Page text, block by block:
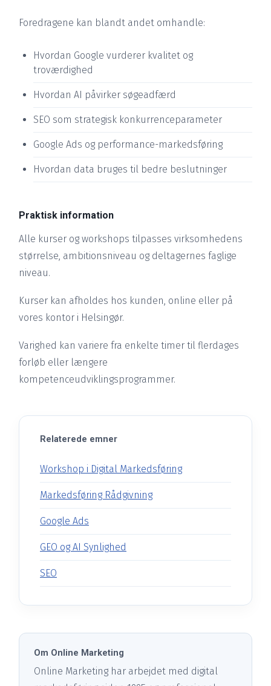
Foredragene kan blandt andet omhandle:
Hvordan Google vurderer kvalitet og
troværdighed
Hvordan AI påvirker søgeadfærd
SEO som strategisk konkurrenceparameter
Google Ads og performance-markedsføring
Hvordan data bruges til bedre beslutninger
Praktisk information
Alle kurser og workshops tilpasses virksomhedens
størrelse, ambitionsniveau og deltagernes faglige
niveau.
Kurser kan afholdes hos kunden, online eller på
vores kontor i Helsingør.
Varighed kan variere fra enkelte timer til flerdages
forløb eller længere
kompetenceudviklingsprogrammer.
Relaterede emner
Workshop i Digital Markedsføring
Markedsføring Rådgivning
Google Ads
GEO og AI Synlighed
SEO
Om Online Marketing
Online Marketing har arbejdet med digital